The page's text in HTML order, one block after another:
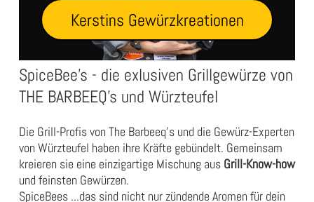
Kerstins Gewürzkreationen
SpiceBee's - die exlusiven Grillgewürze von
THE BARBEEQ's und Würzteufel
Die Grill-Profis von The Barbeeq's und die Gewürz-Experten
von Würzteufel haben ihre Kräfte gebündelt. Gemeinsam
kreieren sie eine einzigartige Mischung aus Grill-Know-how
und feinsten Gewürzen.
SpiceBees ...das sind nicht nur zündende Aromen für dein